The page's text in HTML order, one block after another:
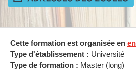
Cette formation est organisée en
Type d'établissement : Université
Type de formation : Master (long)